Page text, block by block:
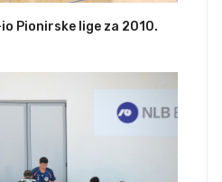
Pionirske lige za 2010.